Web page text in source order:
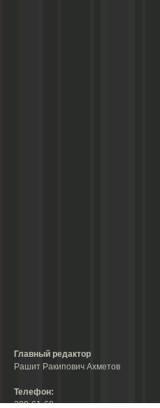
Главный редактор
Рашит Ракипович Ахметов
Телефон:
290-61-68